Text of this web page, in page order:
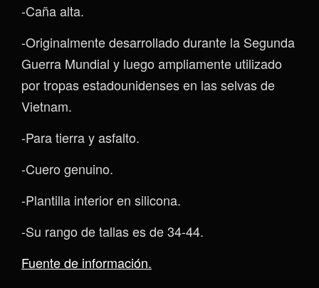
-Caña alta.
-Originalmente desarrollado durante la Segunda
Guerra Mundial y luego ampliamente utilizado
por tropas estadounidenses en las selvas de
Vietnam.
-Para tierra y asfalto.
-Cuero genuino.
-Plantilla interior en silicona.
-Su rango de tallas es de 34-44.
Fuente de información.